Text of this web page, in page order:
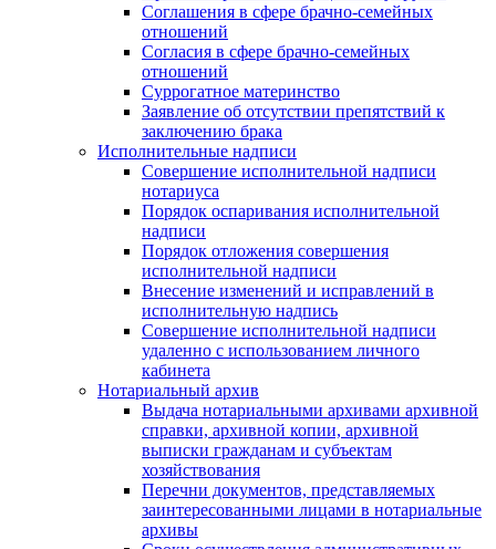
Соглашения в сфере брачно-семейных
отношений
Согласия в сфере брачно-семейных
отношений
Суррогатное материнство
Заявление об отсутствии препятствий к
заключению брака
Исполнительные надписи
Совершение исполнительной надписи
нотариуса
Порядок оспаривания исполнительной
надписи
Порядок отложения совершения
исполнительной надписи
Внесение изменений и исправлений в
исполнительную надпись
Совершение исполнительной надписи
удаленно с использованием личного
кабинета
Нотариальный архив
Выдача нотариальными архивами архивной
справки, архивной копии, архивной
выписки гражданам и субъектам
хозяйствования
Перечни документов, представляемых
заинтересованными лицами в нотариальные
архивы